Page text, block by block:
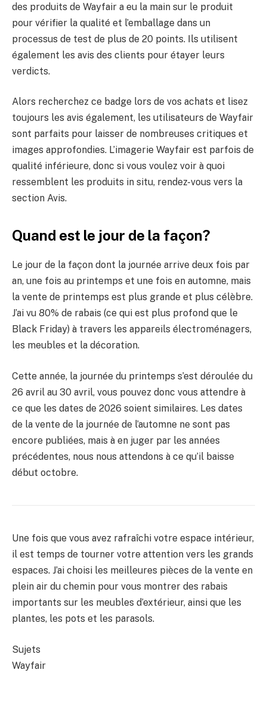
des produits de Wayfair a eu la main sur le produit
pour vérifier la qualité et l’emballage dans un
processus de test de plus de 20 points. Ils utilisent
également les avis des clients pour étayer leurs
verdicts.
Alors recherchez ce badge lors de vos achats et lisez
toujours les avis également, les utilisateurs de Wayfair
sont parfaits pour laisser de nombreuses critiques et
images approfondies. L’imagerie Wayfair est parfois de
qualité inférieure, donc si vous voulez voir à quoi
ressemblent les produits in situ, rendez-vous vers la
section Avis.
Quand est le jour de la façon?
Le jour de la façon dont la journée arrive deux fois par
an, une fois au printemps et une fois en automne, mais
la vente de printemps est plus grande et plus célèbre.
J’ai vu 80% de rabais (ce qui est plus profond que le
Black Friday) à travers les appareils électroménagers,
les meubles et la décoration.
Cette année, la journée du printemps s’est déroulée du
26 avril au 30 avril, vous pouvez donc vous attendre à
ce que les dates de 2026 soient similaires. Les dates
de la vente de la journée de l’automne ne sont pas
encore publiées, mais à en juger par les années
précédentes, nous nous attendons à ce qu’il baisse
début octobre.
Une fois que vous avez rafraîchi votre espace intérieur,
il est temps de tourner votre attention vers les grands
espaces. J’ai choisi les meilleures pièces de la vente en
plein air du chemin pour vous montrer des rabais
importants sur les meubles d’extérieur, ainsi que les
plantes, les pots et les parasols.
Sujets
Wayfair